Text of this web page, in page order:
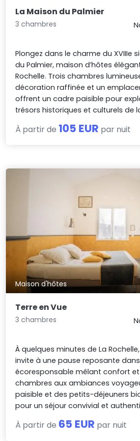
La Maison du Palmier
3 chambres
Plongez dans le charme du XVIIIe
du Palmier, maison d’hôtes
Rochelle. Trois chambres
décoration raffinée et un
offrent un cadre paisible pour
trésors historiques et culturels de
À partir de 105 EUR par nuit
Maison d'hôtes
Terre en Vue
3 chambres
À quelques minutes de La
invite à une pause reposante
écoresponsable mêlant confort et
chambres aux ambiances
paisible et des petits-déjeuners
pour un séjour convivial et
À partir de 65 EUR par nuit